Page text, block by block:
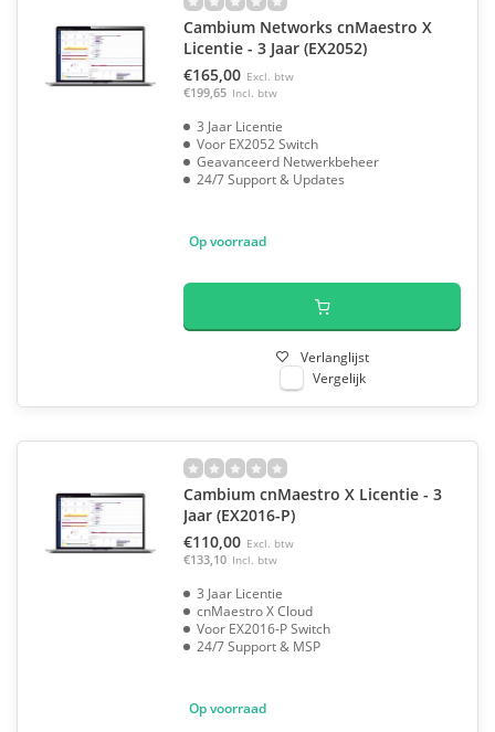
Cambium Networks cnMaestro X
Licentie - 3 Jaar (EX2052)
€165,00 Excl. btw
€199,65 Incl. btw
3 Jaar Licentie
Voor EX2052 Switch
Geavanceerd Netwerkbeheer
24/7 Support & Updates
Op voorraad
Verlanglijst
Vergelijk
Cambium cnMaestro X Licentie - 3
Jaar (EX2016-P)
€110,00 Excl. btw
€133,10 Incl. btw
3 Jaar Licentie
cnMaestro X Cloud
Voor EX2016-P Switch
24/7 Support & MSP
Op voorraad